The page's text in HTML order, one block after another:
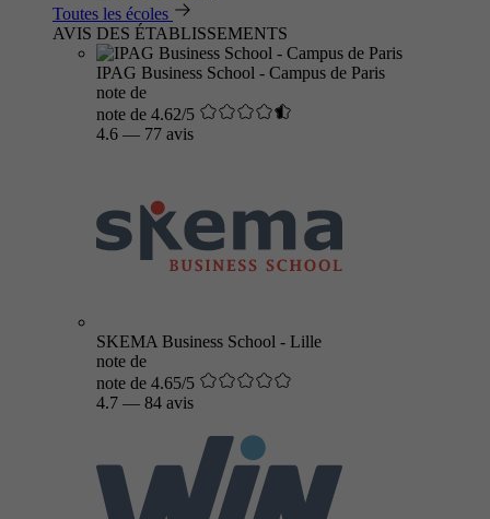
Toutes les écoles
AVIS DES ÉTABLISSEMENTS
IPAG Business School - Campus de Paris
note de
note de 4.62/5
4.6 — 77 avis
SKEMA Business School - Lille
note de
note de 4.65/5
4.7 — 84 avis